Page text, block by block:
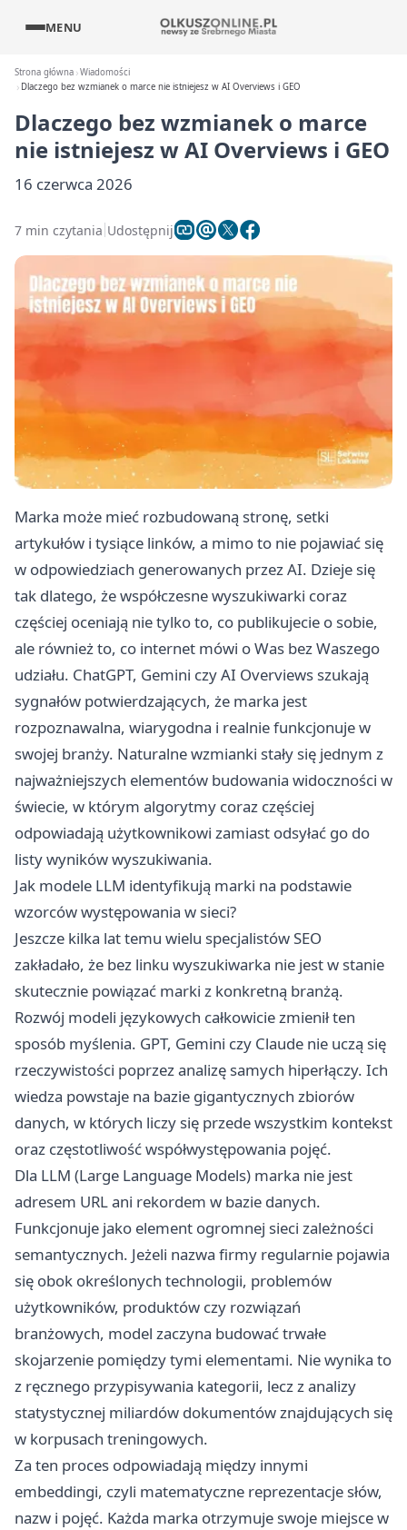
MENU
Strona główna Wiadomości
Dlaczego bez wzmianek o marce nie istniejesz w AI Overviews i GEO
Dlaczego bez wzmianek o marce
nie istniejesz w AI Overviews i GEO
16 czerwca 2026
7 min czytania Udostępnij
Marka może mieć rozbudowaną stronę, setki
artykułów i tysiące linków, a mimo to nie pojawiać się
w odpowiedziach generowanych przez AI. Dzieje się
tak dlatego, że współczesne wyszukiwarki coraz
częściej oceniają nie tylko to, co publikujecie o sobie,
ale również to, co internet mówi o Was bez Waszego
udziału. ChatGPT, Gemini czy AI Overviews szukają
sygnałów potwierdzających, że marka jest
rozpoznawalna, wiarygodna i realnie funkcjonuje w
swojej branży. Naturalne wzmianki stały się jednym z
najważniejszych elementów budowania widoczności w
świecie, w którym algorytmy coraz częściej
odpowiadają użytkownikowi zamiast odsyłać go do
listy wyników wyszukiwania.
Jak modele LLM identyfikują marki na podstawie
wzorców występowania w sieci?
Jeszcze kilka lat temu wielu specjalistów SEO
zakładało, że bez linku wyszukiwarka nie jest w stanie
skutecznie powiązać marki z konkretną branżą.
Rozwój modeli językowych całkowicie zmienił ten
sposób myślenia. GPT, Gemini czy Claude nie uczą się
rzeczywistości poprzez analizę samych hiperłączy. Ich
wiedza powstaje na bazie gigantycznych zbiorów
danych, w których liczy się przede wszystkim kontekst
oraz częstotliwość współwystępowania pojęć.
Dla LLM (Large Language Models) marka nie jest
adresem URL ani rekordem w bazie danych.
Funkcjonuje jako element ogromnej sieci zależności
semantycznych. Jeżeli nazwa firmy regularnie pojawia
się obok określonych technologii, problemów
użytkowników, produktów czy rozwiązań
branżowych, model zaczyna budować trwałe
skojarzenie pomiędzy tymi elementami. Nie wynika to
z ręcznego przypisywania kategorii, lecz z analizy
statystycznej miliardów dokumentów znajdujących się
w korpusach treningowych.
Za ten proces odpowiadają między innymi
embeddingi, czyli matematyczne reprezentacje słów,
nazw i pojęć. Każda marka otrzymuje swoje miejsce w